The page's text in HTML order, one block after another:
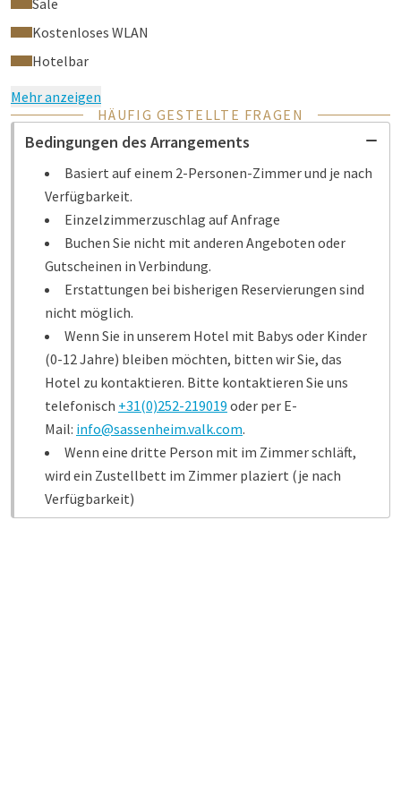
über die Wahl von GreenStays.
Säle
Kostenloses WLAN
Hotelbar
Mehr anzeigen
HÄUFIG GESTELLTE FRAGEN
Bedingungen des Arrangements
Basiert auf einem 2-Personen-Zimmer und je nach
Verfügbarkeit.
Einzelzimmerzuschlag auf Anfrage
Buchen Sie nicht mit anderen Angeboten oder
Gutscheinen in Verbindung.
Erstattungen bei bisherigen Reservierungen sind
nicht möglich.
Wenn Sie in unserem Hotel mit Babys oder Kinder
(0-12 Jahre) bleiben möchten, bitten wir Sie, das
Hotel zu kontaktieren. Bitte kontaktieren Sie uns
telefonisch +31(0)252-219019 oder per E-
Mail: info@sassenheim.valk.com.
Wenn eine dritte Person mit im Zimmer schläft,
wird ein Zustellbett im Zimmer plaziert (je nach
Verfügbarkeit)